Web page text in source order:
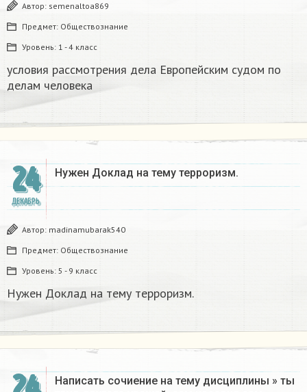
Автор: semenaltoa869
Предмет: Обществознание
Уровень: 1 - 4 класс
условия рассмотрения дела Европейским судом по
делам человека
24
ДЕКАБРЬ
Нужен Доклад на тему терроризм.
Автор: madinamubarak540
Предмет: Обществознание
Уровень: 5 - 9 класс
Нужен Доклад на тему терроризм.
Написать сочиение на тему дисциплины » ты